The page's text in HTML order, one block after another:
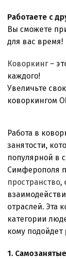
Работаете с
Вы сможете
для вас
Коворкинг–
каждого!
Увеличьте
коворкингом
Работа в
занятости,
популярной в
Симферополя
пространство,
отраслей. Эта
категории
кому подойдет
1.